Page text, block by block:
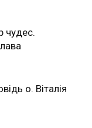
чудес.
о. Віталія